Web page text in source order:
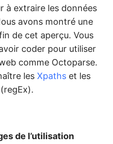
à extraire les données
avons montré une
de cet aperçu. Vous
coder pour utiliser
comme Octoparse.
les Xpaths et les
de l’utilisation